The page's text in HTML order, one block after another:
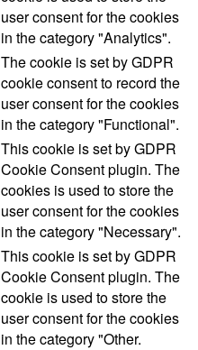
user consent for the cookies
in the category "Analytics".
The cookie is set by GDPR
cookie consent to record the
user consent for the cookies
in the category "Functional".
This cookie is set by GDPR
Cookie Consent plugin. The
cookies is used to store the
user consent for the cookies
in the category "Necessary".
This cookie is set by GDPR
Cookie Consent plugin. The
cookie is used to store the
user consent for the cookies
in the category "Other.